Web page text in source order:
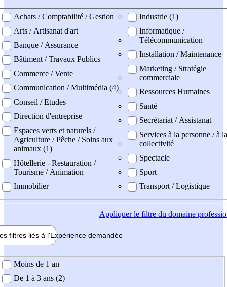
professionel
Achats / Comptabilité / Gestion
Arts / Artisanat d'art
Banque / Assurance
Bâtiment / Travaux Publics
Commerce / Vente
Communication / Multimédia (4)
Conseil / Etudes
Direction d'entreprise
Espaces verts et naturels /
Agriculture / Pêche / Soins aux
animaux (1)
Hôtellerie - Restauration /
Tourisme / Animation
Immobilier
Industrie (1)
Informatique /
Télécommunication
Installation / Maintenance
Marketing / Stratégie
commerciale
Ressources Humaines
Santé
Secrétariat / Assistanat
Services à la personne / à la
collectivité
Spectacle
Sport
Transport / Logistique
Appliquerle filtre du domaine
filtres liés à l'Expérience demandée
demandée
Moins de 1 an
De 1 à 3 ans (2)